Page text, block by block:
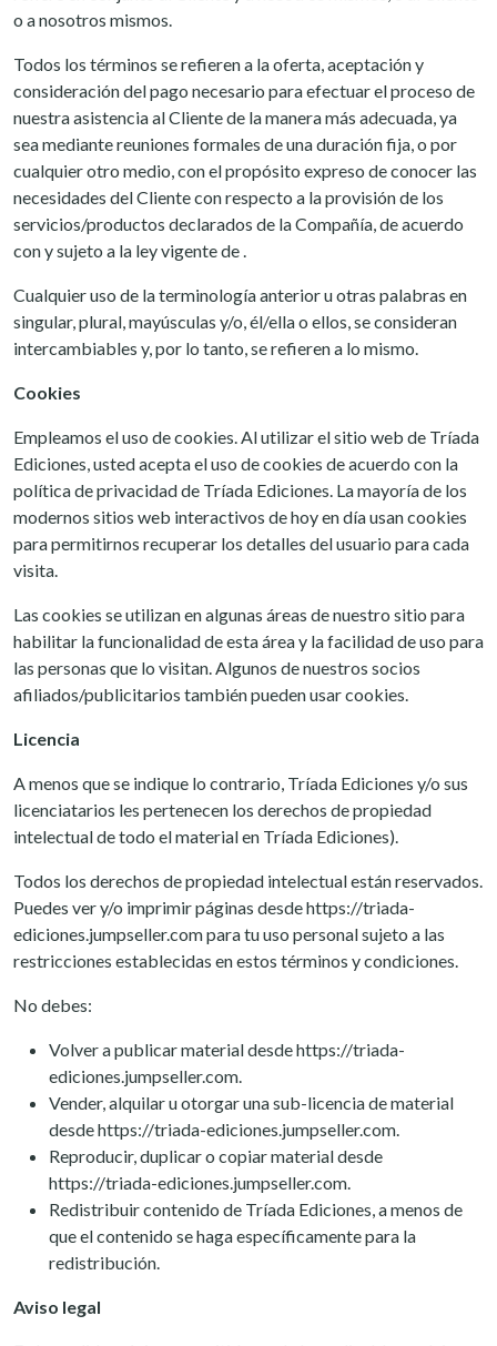
o a nosotros mismos.
Todos los términos se refieren a la oferta, aceptación y
consideración del pago necesario para efectuar el proceso de
nuestra asistencia al Cliente de la manera más adecuada, ya
sea mediante reuniones formales de una duración fija, o por
cualquier otro medio, con el propósito expreso de conocer las
necesidades del Cliente con respecto a la provisión de los
servicios/productos declarados de la Compañía, de acuerdo
con y sujeto a la ley vigente de .
Cualquier uso de la terminología anterior u otras palabras en
singular, plural, mayúsculas y/o, él/ella o ellos, se consideran
intercambiables y, por lo tanto, se refieren a lo mismo.
Cookies
Empleamos el uso de cookies. Al utilizar el sitio web de Tríada
Ediciones, usted acepta el uso de cookies de acuerdo con la
política de privacidad de Tríada Ediciones. La mayoría de los
modernos sitios web interactivos de hoy en día usan cookies
para permitirnos recuperar los detalles del usuario para cada
visita.
Las cookies se utilizan en algunas áreas de nuestro sitio para
habilitar la funcionalidad de esta área y la facilidad de uso para
las personas que lo visitan. Algunos de nuestros socios
afiliados/publicitarios también pueden usar cookies.
Licencia
A menos que se indique lo contrario, Tríada Ediciones y/o sus
licenciatarios les pertenecen los derechos de propiedad
intelectual de todo el material en Tríada Ediciones).
Todos los derechos de propiedad intelectual están reservados.
Puedes ver y/o imprimir páginas desde https://triada-
ediciones.jumpseller.com para tu uso personal sujeto a las
restricciones establecidas en estos términos y condiciones.
No debes:
Volver a publicar material desde https://triada-
ediciones.jumpseller.com.
Vender, alquilar u otorgar una sub-licencia de material
desde https://triada-ediciones.jumpseller.com.
Reproducir, duplicar o copiar material desde
https://triada-ediciones.jumpseller.com.
Redistribuir contenido de Tríada Ediciones, a menos de
que el contenido se haga específicamente para la
redistribución.
Aviso legal